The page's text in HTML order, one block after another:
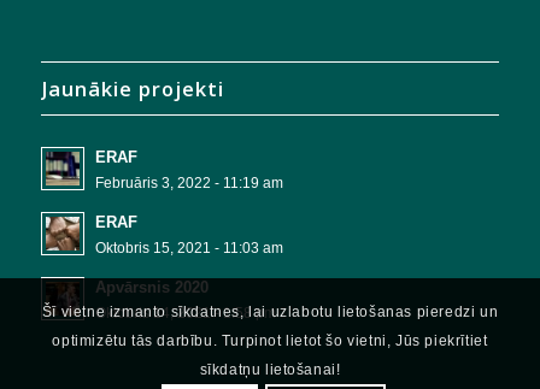
Jaunākie projekti
ERAF
Februāris 3, 2022 - 11:19 am
ERAF
Oktobris 15, 2021 - 11:03 am
Apvārsnis 2020
Oktobris 14, 2021 - 1:58 pm
Šī vietne izmanto sīkdatnes, lai uzlabotu lietošanas pieredzi un
optimizētu tās darbību. Turpinot lietot šo vietni, Jūs piekrītiet
sīkdatņu lietošanai!